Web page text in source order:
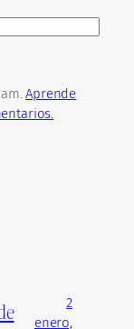
Aprende
2
enero,